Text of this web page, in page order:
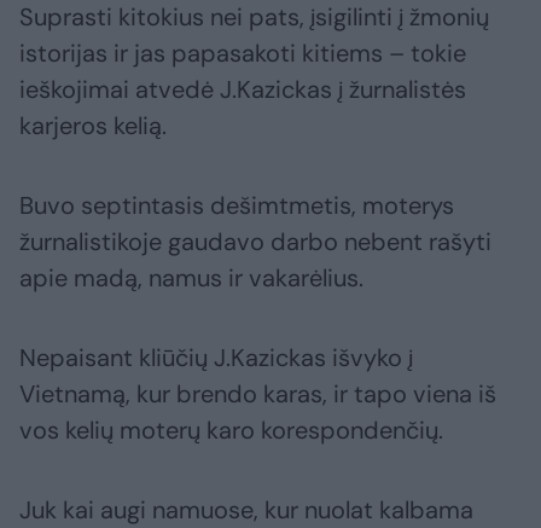
Suprasti kitokius nei pats, įsigilinti į žmonių
istorijas ir jas papasakoti kitiems – tokie
ieškojimai atvedė J.Kazickas į žurnalistės
karjeros kelią.
Buvo septintasis dešimtmetis, moterys
žurnalistikoje gaudavo darbo nebent rašyti
apie madą, namus ir vakarėlius.
Nepaisant kliūčių J.Kazickas išvyko į
Vietnamą, kur brendo karas, ir tapo viena iš
vos kelių moterų karo korespondenčių.
Juk kai augi namuose, kur nuolat kalbama